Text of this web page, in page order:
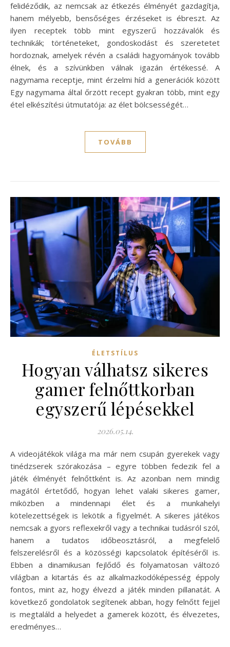
felidéződik, az nemcsak az étkezés élményét gazdagítja,
hanem mélyebb, bensőséges érzéseket is ébreszt. Az
ilyen receptek több mint egyszerű hozzávalók és
technikák; történeteket, gondoskodást és szeretetet
hordoznak, amelyek révén a családi hagyományok tovább
élnek, és a szívünkben válnak igazán értékessé. A
nagymama receptje, mint érzelmi híd a generációk között
Egy nagymama által őrzött recept gyakran több, mint egy
étel elkészítési útmutatója: az élet bölcsességét…
TOVÁBB
ÉLETSTÍLUS
Hogyan válhatsz sikeres
gamer felnőttkorban
egyszerű lépésekkel
2026.05.14.
A videojátékok világa ma már nem csupán gyerekek vagy
tinédzserek szórakozása – egyre többen fedezik fel a
játék élményét felnőttként is. Az azonban nem mindig
magától értetődő, hogyan lehet valaki sikeres gamer,
miközben a mindennapi élet és a munkahelyi
kötelezettségek is lekötik a figyelmét. A sikeres játékos
nemcsak a gyors reflexekről vagy a technikai tudásról szól,
hanem a tudatos időbeosztásról, a megfelelő
felszerelésről és a közösségi kapcsolatok építéséről is.
Ebben a dinamikusan fejlődő és folyamatosan változó
világban a kitartás és az alkalmazkodóképesség éppoly
fontos, mint az, hogy élvezd a játék minden pillanatát. A
következő gondolatok segítenek abban, hogy felnőtt fejjel
is megtaláld a helyedet a gamerek között, és élvezetes,
eredményes…